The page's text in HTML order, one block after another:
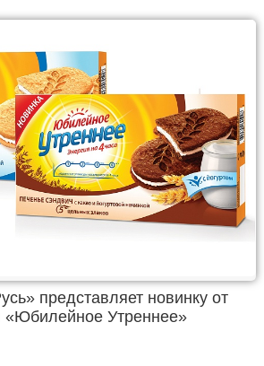
представляет новинку от
«Юбилейное Утреннее»